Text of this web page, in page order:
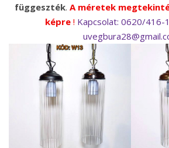
függeszték. A méretek
képre ! Kapcsolat: 0620/416-